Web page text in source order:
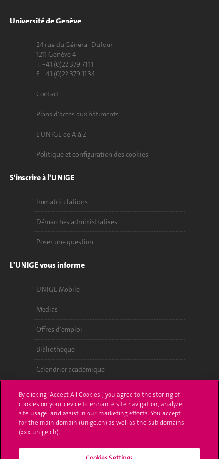
Université de Genève
24 rue du Général-Dufour
1211 Genève 4
T. +41 (0)22 379 71 11
F. +41 (0)22 379 11 34
Contact
Plans d'accès aux bâtiments
L'UNIGE de A à Z
Politique et configuration des cookies
S'inscrire à l'UNIGE
Immatriculations
Démarches administratives
Poser une question
L'UNIGE vous informe
UNIGE Mobile
Médias
Offres d'emploi
Bibliothèque
Calendrier académique
Médias sociaux UNIGE
By clicking “Accept All Cookies”, you agree to the storing of
cookies on your device to enhance site navigation, analyze
site usage, and assist in our marketing efforts. You accept
for the main domain (unige.ch) as well as the sub domains
(xxx.unige.ch).